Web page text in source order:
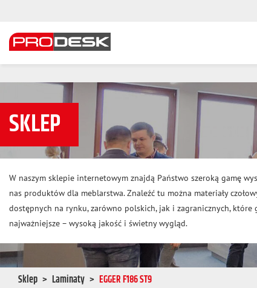
SKLEP
W naszym sklepie internetowym znajdą Państwo szeroką gamę
nas produktów dla meblarstwa. Znaleźć tu można materiały
dostępnych na rynku, zarówno polskich, jak i zagranicznych, które
najważniejsze – wysoką jakość i świetny wygląd.
Sklep Laminaty EGGER F186 ST9